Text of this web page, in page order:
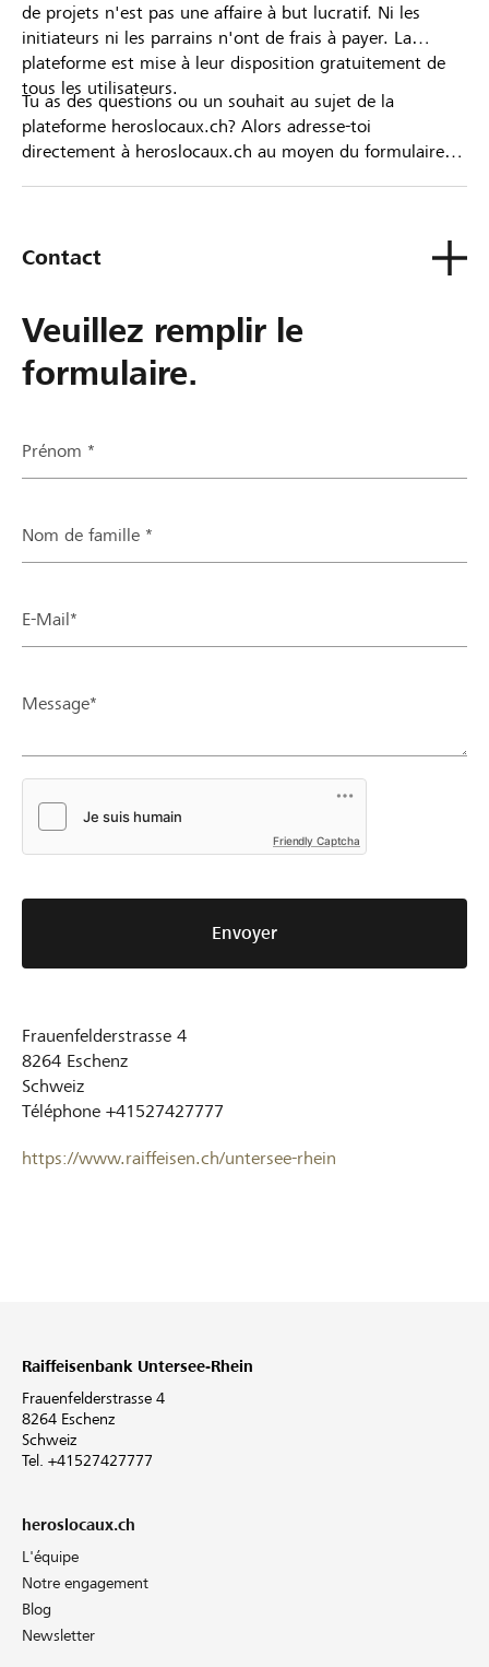
de projets n'est pas une affaire à but lucratif. Ni les
initiateurs ni les parrains n'ont de frais à payer. La
plateforme est mise à leur disposition gratuitement de
tous les utilisateurs.
Tu as des questions ou un souhait au sujet de la
plateforme heroslocaux.ch? Alors adresse-toi
directement à heroslocaux.ch au moyen du formulaire
Contact
Veuillez remplir le
formulaire.
Prénom *
Nom de famille *
E-Mail*
Message*
Friendly Captcha
Envoyer
Frauenfelderstrasse 4
8264 Eschenz
Schweiz
Téléphone +41527427777
https://www.raiffeisen.ch/untersee-rhein
Raiffeisenbank Untersee-Rhein
Frauenfelderstrasse 4
8264 Eschenz
Schweiz
Tel. +41527427777
heroslocaux.ch
L'équipe
Notre engagement
Blog
Newsletter